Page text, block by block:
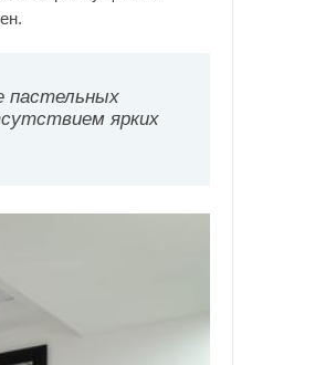
пастельных
ярких